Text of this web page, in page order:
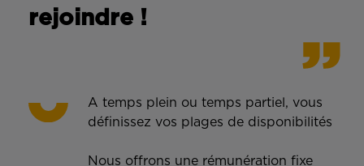
rejoindre !
A temps plein ou temps partiel, vous
définissez vos plages de disponibilités
Nous offrons une rémunération fixe